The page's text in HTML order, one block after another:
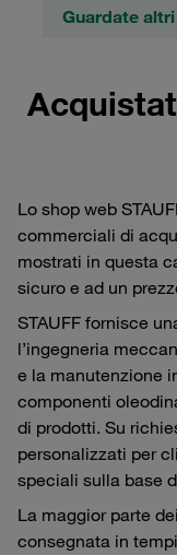
Guardate
Lo shop web
commerciali di
mostrati in questa
sicuro e ad un
STAUFF fornisce
l’ingegneria
e la manutenzione
componenti
di prodotti. Su
personalizzati per
speciali sulla base
La maggior parte
consegnata in